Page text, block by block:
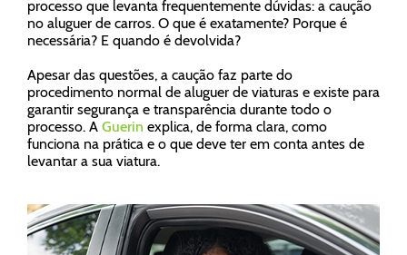
processo que levanta frequentemente dúvidas: a caução
no aluguer de carros. O que é exatamente? Porque é
necessária? E quando é devolvida?
Apesar das questões, a caução faz parte do
procedimento normal de aluguer de viaturas e existe para
garantir segurança e transparência durante todo o
processo. A Guerin explica, de forma clara, como
funciona na prática e o que deve ter em conta antes de
levantar a sua viatura.